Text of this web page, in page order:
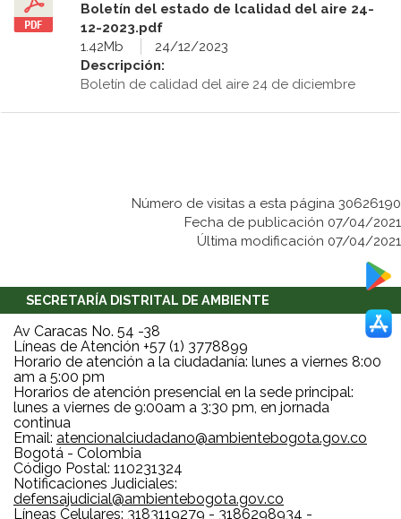
Boletín del estado de lcalidad del aire 24-
12-2023.pdf
1.42Mb
24/12/2023
Descripción:
Boletín de calidad del aire 24 de diciembre
Número de visitas a esta página 30626190
Fecha de publicación 07/04/2021
Última modificación 07/04/2021
SECRETARÍA DISTRITAL DE AMBIENTE
Av Caracas No. 54 -38
Líneas de Atención +57 (1) 3778899
Horario de atención a la ciudadanía: lunes a viernes 8:00
am a 5:00 pm
Horarios de atención presencial en la sede principal:
lunes a viernes de 9:00am a 3:30 pm, en jornada
continua
Email: atencionalciudadano@ambientebogota.gov.co
Bogotá - Colombia
Código Postal: 110231324
Notificaciones Judiciales:
defensajudicial@ambientebogota.gov.co
Líneas Celulares: 3183119279 - 3186298934 -